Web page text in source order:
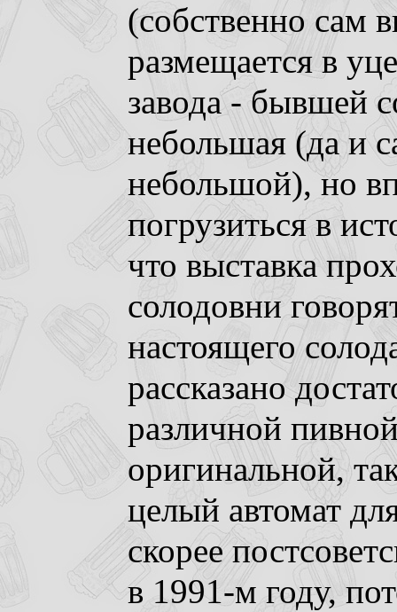
(собственно сам
размещается в
завода - бывшей
небольшая (да и
небольшой), но
погрузиться в
что выставка
солодовни
настоящего
рассказано
различной
оригинальной,
целый автомат
скорее
в 1991-м году,